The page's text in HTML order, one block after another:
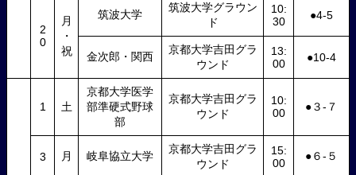
2
0
月
・
祝
筑波大学
筑波大学グラウン
ド
10:
30
●4-5
金次郎・関西
京都大学吉田グラ
ウンド
13:
00
●10-4
1 土
京都大学医学
部準硬式野球
部
京都大学吉田グラ
ウンド
10:
00
●３-７
3 月 岐阜協立大学
京都大学吉田グラ
ウンド
15:
00
●６-５